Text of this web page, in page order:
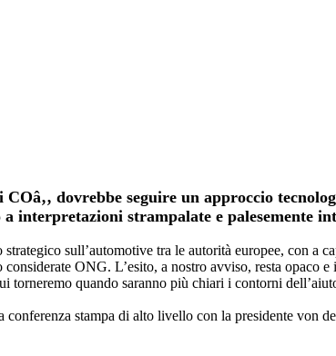
dovrebbe seguire un approccio
interpretazioni strampalate e palesemente
sull’automotive tra le autorità europee, con a
ONG. L’esito, a nostro avviso, resta opaco
torneremo quando saranno più chiari i contorni
stampa di alto livello con la presidente von